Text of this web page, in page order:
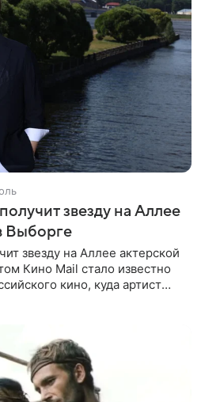
звезду на Аллее
Выборге
звезду на Аллее актерской
Кино Mail стало известно
кино, куда артист